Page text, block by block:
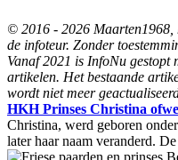
© 2016 - 2026 Maarten1968,
de infoteur. Zonder
Vanaf 2021 is InfoNu gestopt
artikelen. Het bestaande
wordt niet meer
HKH Prinses Christina
Christina, werd geboren
later haar naam veranderd.